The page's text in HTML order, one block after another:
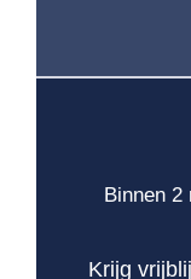
Binnen
Krijg